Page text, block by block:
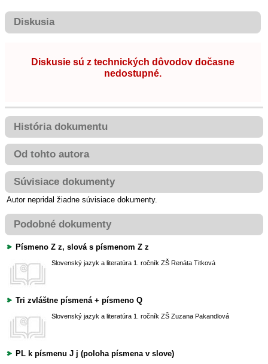
Diskusia
Diskusie sú z technických dôvodov dočasne
nedostupné.
História dokumentu
Od tohto autora
Súvisiace dokumenty
Autor nepridal žiadne súvisiace dokumenty.
Podobné dokumenty
Písmeno Z z, slová s písmenom Z z
Slovenský jazyk a literatúra 1. ročník ZŠ Renáta Titková
Tri zvláštne písmená + písmeno Q
Slovenský jazyk a literatúra 1. ročník ZŠ Zuzana Pakandlová
PL k písmenu J j (poloha písmena v slove)